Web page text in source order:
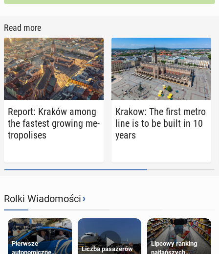
Read more
Report: Kraków among
the fastest growing me­
trop­o­lis­es
Krakow: The first metro
line is to be built in 10
years
Rolki Wiadomości›
Pierwsze
autonomiczne
Liczba pasażerów
Lipcowy ranking
najtańszych